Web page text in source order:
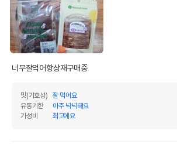
너무잘먹어항상재구매중
맛(기호성)
잘 먹어요
유통기한
아주 넉넉해요
가성비
최고에요